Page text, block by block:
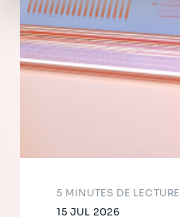
personnel.
15 JUL 2026
5 MINUTES DE LECTURE